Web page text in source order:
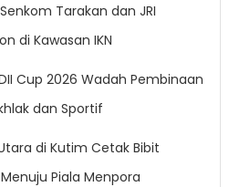
Tarakan dan JRI
di Kawasan IKN
Cup 2026 Wadah Pembinaan
dan Sportif
di Kutim Cetak Bibit
Piala Menpora